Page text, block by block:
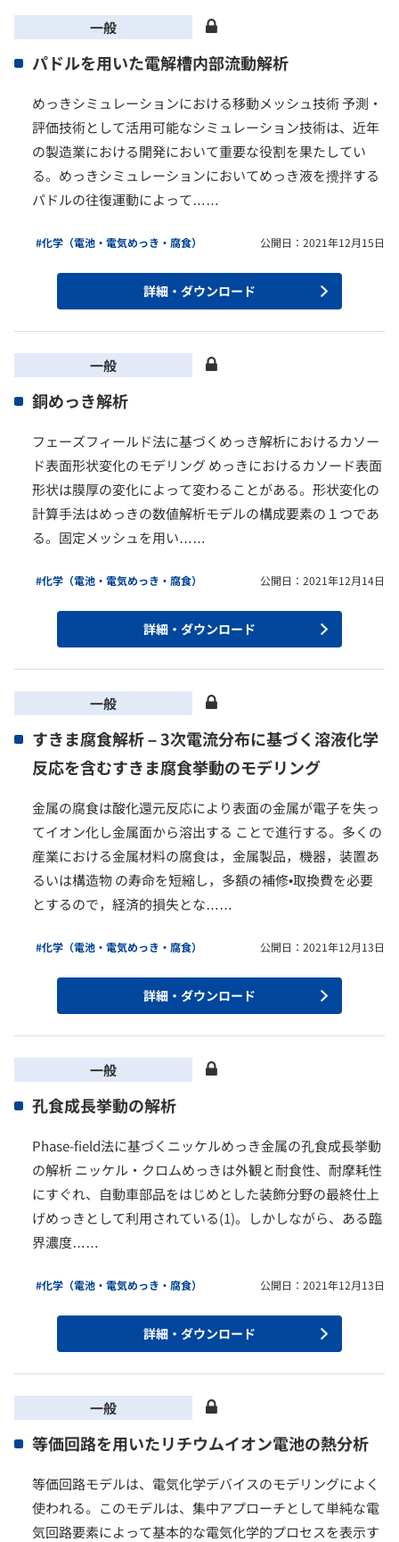
一般
パドルを用いた電解槽内部流動解析
めっきシミュレーションにおける移動メッシュ技術 予測・
評価技術として活用可能なシミュレーション技術は、近年
の製造業における開発において重要な役割を果たしてい
る。めっきシミュレーションにおいてめっき液を攪拌する
パドルの往復運動によって……
#化学（電池・電気めっき・腐食） 公開日：2021年12月15日
詳細・ダウンロード
一般
銅めっき解析
フェーズフィールド法に基づくめっき解析におけるカソー
ド表面形状変化のモデリング めっきにおけるカソード表面
形状は膜厚の変化によって変わることがある。形状変化の
計算手法はめっきの数値解析モデルの構成要素の１つであ
る。固定メッシュを用い……
#化学（電池・電気めっき・腐食） 公開日：2021年12月14日
詳細・ダウンロード
一般
すきま腐食解析 – 3次電流分布に基づく溶液化学
反応を含むすきま腐食挙動のモデリング
金属の腐食は酸化還元反応により表面の金属が電子を失っ
てイオン化し金属面から溶出する ことで進行する。多くの
産業における金属材料の腐食は，金属製品，機器，装置あ
るいは構造物 の寿命を短縮し，多額の補修•取換費を必要
とするので，経済的損失とな……
#化学（電池・電気めっき・腐食） 公開日：2021年12月13日
詳細・ダウンロード
一般
孔食成長挙動の解析
Phase-field法に基づくニッケルめっき金属の孔食成長挙動
の解析 ニッケル・クロムめっきは外観と耐食性、耐摩耗性
にすぐれ、自動車部品をはじめとした装飾分野の最終仕上
げめっきとして利用されている(1)。しかしながら、ある臨
界濃度……
#化学（電池・電気めっき・腐食） 公開日：2021年12月13日
詳細・ダウンロード
一般
等価回路を用いたリチウムイオン電池の熱分析
等価回路モデルは、電気化学デバイスのモデリングによく
使われる。このモデルは、集中アプローチとして単純な電
気回路要素によって基本的な電気化学的プロセスを表示す